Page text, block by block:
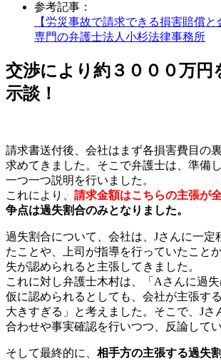
参考記事：
【労災事故で請求できる損害賠償
専門の弁護士法人小杉法律事務所
交渉により約３０００万円
示談！
請求書送付後、会社はまず各損害費目の
求めてきました。そこで弁護士は、準備
一つ一つ説明を行いました。
これにより、 請求金額はこちらの主張が
争点は過失割合のみとなりました。
過失割合について、会社は、Jさんに一定
たことや、上司が指導を行っていたこと
失が認められると主張してきました。
これに対し弁護士木村は、「Aさんに過失
仮に認められるとしても、会社が主張す
大きすぎる」と考えました。そこで、Jさ
合わせや事実確認を行いつつ、反論してい
そして最終的に、 相手方の主張する過失